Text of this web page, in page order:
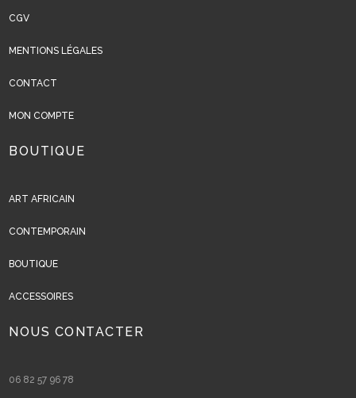
CGV
MENTIONS LÉGALES
CONTACT
MON COMPTE
BOUTIQUE
ART AFRICAIN
CONTEMPORAIN
BOUTIQUE
ACCESSOIRES
NOUS CONTACTER
06 82 57 96 78